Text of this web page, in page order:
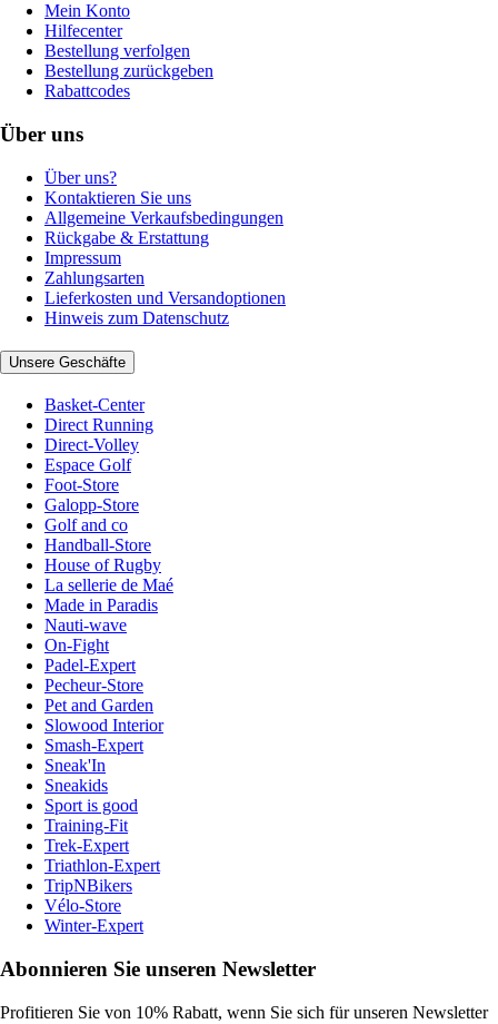
Mein Konto
Hilfecenter
Bestellung verfolgen
Bestellung zurückgeben
Rabattcodes
Über uns
Über uns?
Kontaktieren Sie uns
Allgemeine Verkaufsbedingungen
Rückgabe & Erstattung
Impressum
Zahlungsarten
Lieferkosten und Versandoptionen
Hinweis zum Datenschutz
Unsere Geschäfte
Basket-Center
Direct Running
Direct-Volley
Espace Golf
Foot-Store
Galopp-Store
Golf and co
Handball-Store
House of Rugby
La sellerie de Maé
Made in Paradis
Nauti-wave
On-Fight
Padel-Expert
Pecheur-Store
Pet and Garden
Slowood Interior
Smash-Expert
Sneak'In
Sneakids
Sport is good
Training-Fit
Trek-Expert
Triathlon-Expert
TripNBikers
Vélo-Store
Winter-Expert
Abonnieren Sie unseren Newsletter
Profitieren Sie von 10% Rabatt, wenn Sie sich für unseren Newsletter